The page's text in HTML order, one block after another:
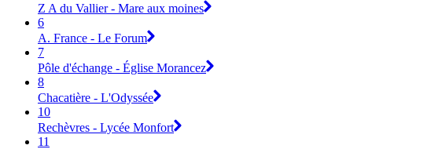
Z A du Vallier - Mare aux moines
6
A. France - Le Forum
7
Pôle d'échange - Église Morancez
8
Chacatière - L'Odyssée
10
Rechèvres - Lycée Monfort
11